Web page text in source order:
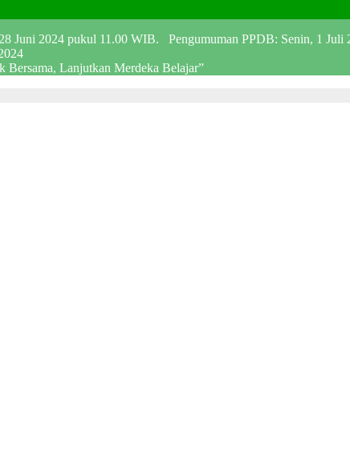
Juni 2024 pukul 11.00 WIB. Pengumuman PPDB: Senin, 1 Juli
Bersama, Lanjutkan Merdeka Belajar”